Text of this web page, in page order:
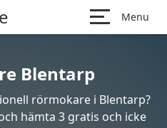
Menu
Blentarp
rörmokare i Blentarp?
hämta 3 gratis och icke